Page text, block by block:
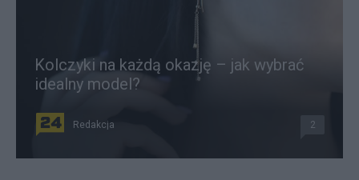
Kolczyki na każdą okazję – jak wybrać
idealny model?
Redakcja 2